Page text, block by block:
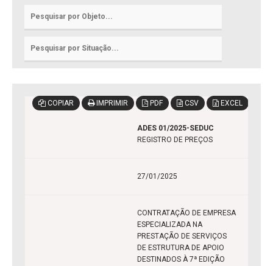
COPIAR IMPRIMIR PDF CSV EXCEL
ADES 01/2025-SEDUC
REGISTRO DE PREÇOS
27/01/2025
CONTRATAÇÃO DE EMPRESA
ESPECIALIZADA NA
PRESTAÇÃO DE SERVIÇOS
DE ESTRUTURA DE APOIO
DESTINADOS À 7ª EDIÇÃO